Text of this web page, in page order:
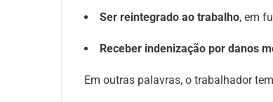
Ser reintegrado ao trabalho, em
Receber indenização por danos
Em outras palavras, o trabalhador